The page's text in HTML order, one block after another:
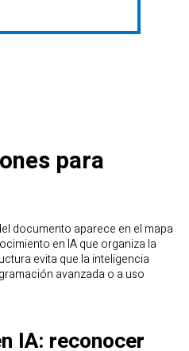
para
documento aparece en el mapa
en IA que organiza la
evita que la inteligencia
avanzada o a uso
IA: reconocer